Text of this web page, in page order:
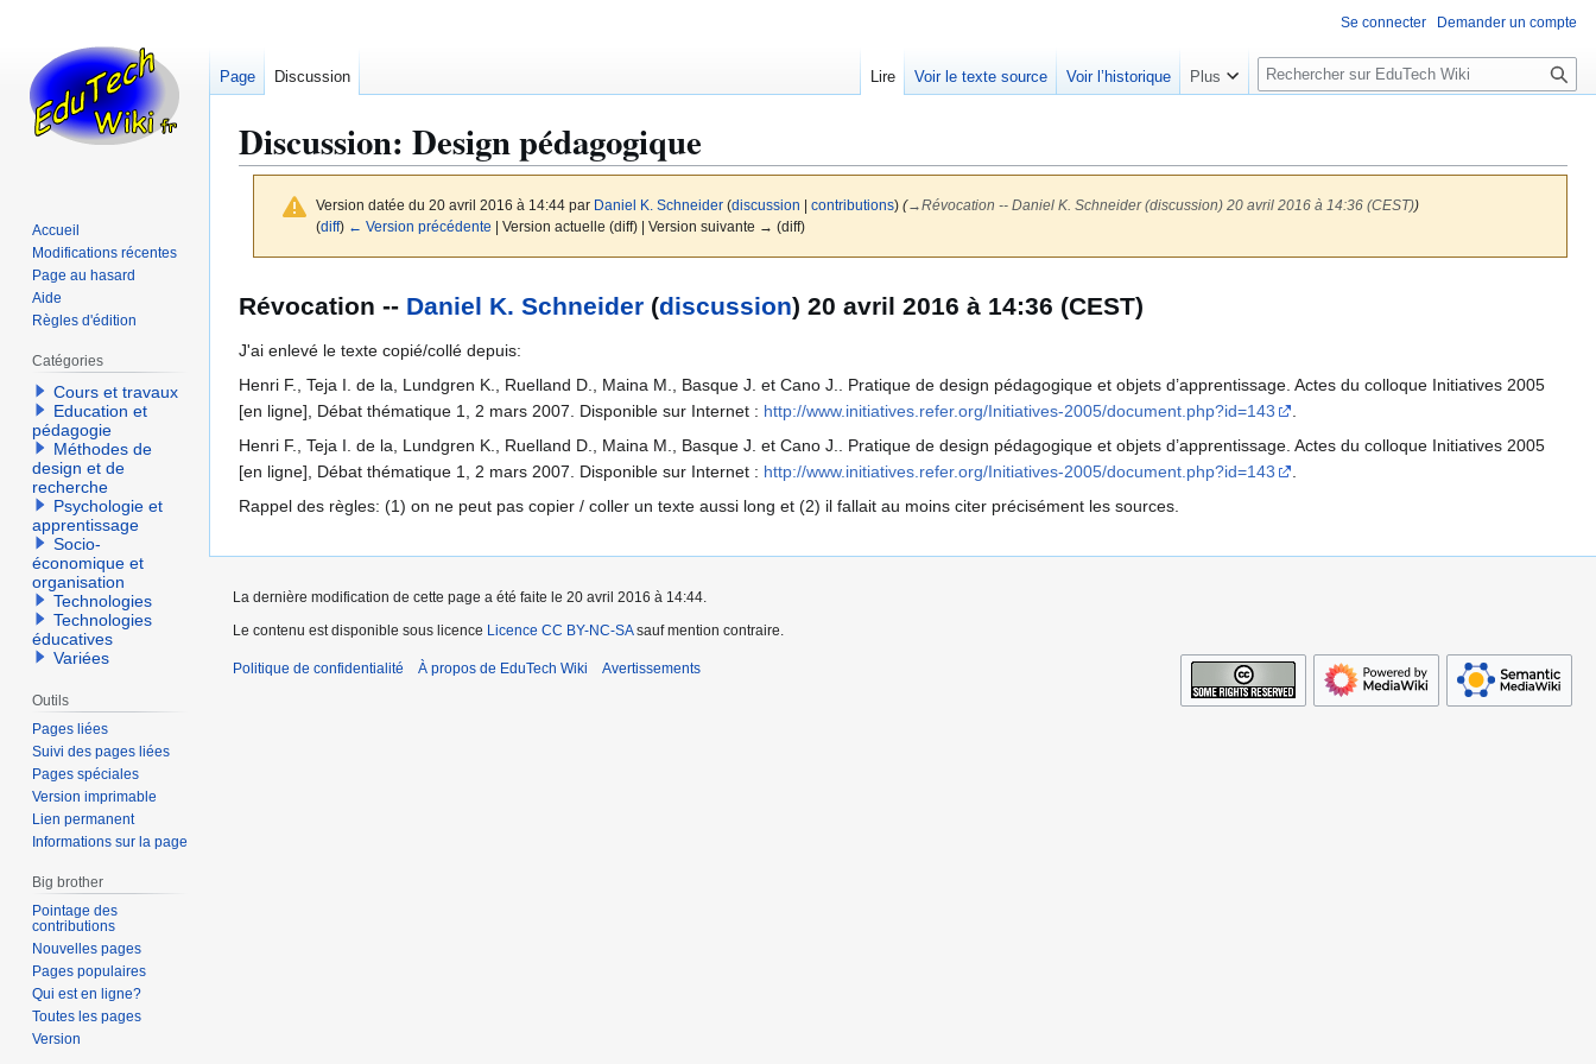
Discussion: Design pédagogique
Version datée du 20 avril 2016 à 14:44 par Daniel K. Schneider (discussion contributions) (→Révocation -- Daniel K. Schneider (discussion) 20 avril 2016 à 14:36 (CEST))
(diff) ← Version précédente | Version actuelle (diff) | Version suivante → (diff)
à
la
à
la
Révocation -- Daniel K. Schneider (discussion) 20 avril 2016 à 14:36 (CEST)
J'ai enlevé le texte copié/collé depuis:
Henri F., Teja I. de la, Lundgren K., Ruelland D., Maina M., Basque J. et Cano J.. Pratique de design pédagogique et objets d’apprentissage. Actes du colloque Initiatives 2005
[en ligne], Débat thématique 1, 2 mars 2007. Disponible sur Internet : http://www.initiatives.refer.org/Initiatives-2005/document.php?id=143
Henri F., Teja I. de la, Lundgren K., Ruelland D., Maina M., Basque J. et Cano J.. Pratique de design pédagogique et objets d’apprentissage. Actes du colloque Initiatives 2005
[en ligne], Débat thématique 1, 2 mars 2007. Disponible sur Internet : http://www.initiatives.refer.org/Initiatives-2005/document.php?id=143
Rappel des règles: (1) on ne peut pas copier / coller un texte aussi long et (2) il fallait au moins citer précisément les sources.
Se connecter Demander un compte
Page Discussion Lire Voir le texte source Voir l’historique Plus
R
e
e
r
h
Accueil
Modifications récentes
Page au hasard
Aide
Règles d'édition
Catégories
Cours et travaux
Education et
pédagogie
Méthodes de
design et de
recherche
Psychologie et
apprentissage
Socio-
économique et
organisation
Technologies
Technologies
éducatives
Variées
Outils
Pages liées
Suivi des pages liées
Pages spéciales
Version imprimable
Lien permanent
Informations sur la page
Big brother
Pointage des
contributions
Nouvelles pages
Pages populaires
Qui est en ligne?
Toutes les pages
Version
La dernière modification de cette page a été faite le 20 avril 2016 à 14:44.
Le contenu est disponible sous licence Licence CC BY-NC-SAsauf mention contraire.
Politique de confidentialité À propos de EduTech Wiki Avertissements